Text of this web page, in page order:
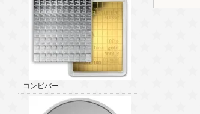
コンビバー